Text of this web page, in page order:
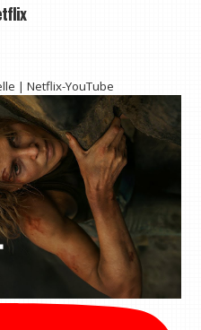
| Netflix-YouTube